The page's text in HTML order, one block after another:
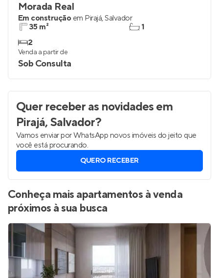
Morada Real
Em construção em Pirajá,Salvador
35 m²
2
1
Venda a partir de
Sob Consulta
Quer receber as novidadesem
Pirajá, Salvador?
Vamos enviar por WhatsApp novos imóveis do jeito que
você está procurando.
QUERO RECEBER
Conheça mais apartamentos à venda
próximos à sua busca